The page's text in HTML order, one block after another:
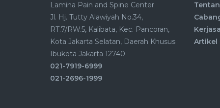
Lamina Pain and Spine Center
Jl. Hj. Tutty Alawiyah No.34,
RT.7/RW.5, Kalibata, Kec. Pancoran,
Kota Jakarta Selatan, Daerah Khusus
Ibukota Jakarta 12740
021-7919-6999
021-2696-1999
Artikel